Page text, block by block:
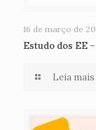
16 de março de
Estudo dos EE
Leia mais